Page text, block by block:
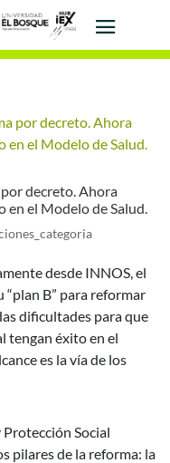
decreto. Ahora
en el Modelo de Salud.
desde INNOS, el
B” para reformar
dificultades para que
tengan éxito en el
es la vía de los
Social
pilares de la reforma: la